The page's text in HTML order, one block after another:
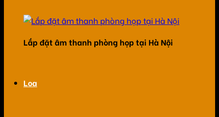
Lắp đặt âm thanh phòng họp tại Hà Nội
Loa